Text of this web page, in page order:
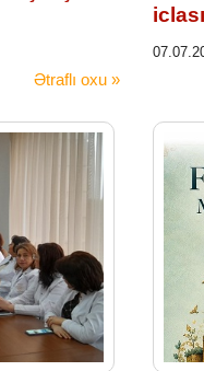
Ətraflı oxu »